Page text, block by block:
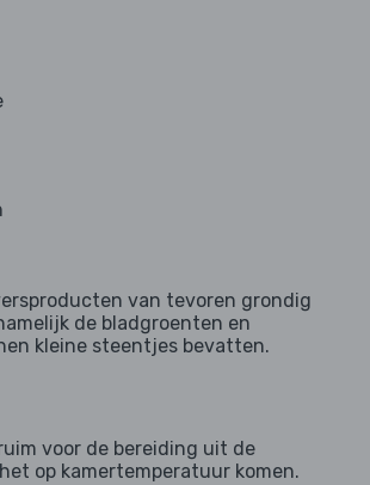
van tevoren grondig
de bladgroenten en
kleine steentjes bevatten.
voor de bereiding uit de
op kamertemperatuur komen.